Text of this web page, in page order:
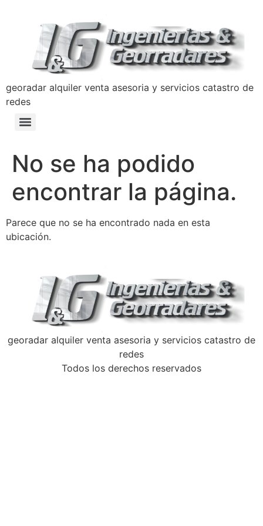
georadar alquiler venta asesoria y servicios catastro de
redes
No se ha podido
encontrar la página.
Parece que no se ha encontrado nada en esta
ubicación.
georadar alquiler venta asesoria y servicios catastro de
redes
Todos los derechos reservados